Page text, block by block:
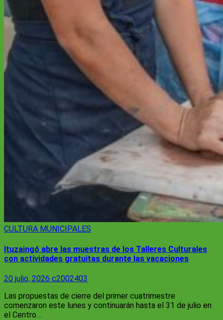
CULTURA MUNICIPALES
Ituzaingó abre las muestras de los Talleres Culturales
con actividades gratuitas durante las vacaciones
20 julio, 2026 c2002403
Las propuestas de cierre del primer cuatrimestre
comenzaron este lunes y continuarán hasta el 31 de julio en
el Centro…